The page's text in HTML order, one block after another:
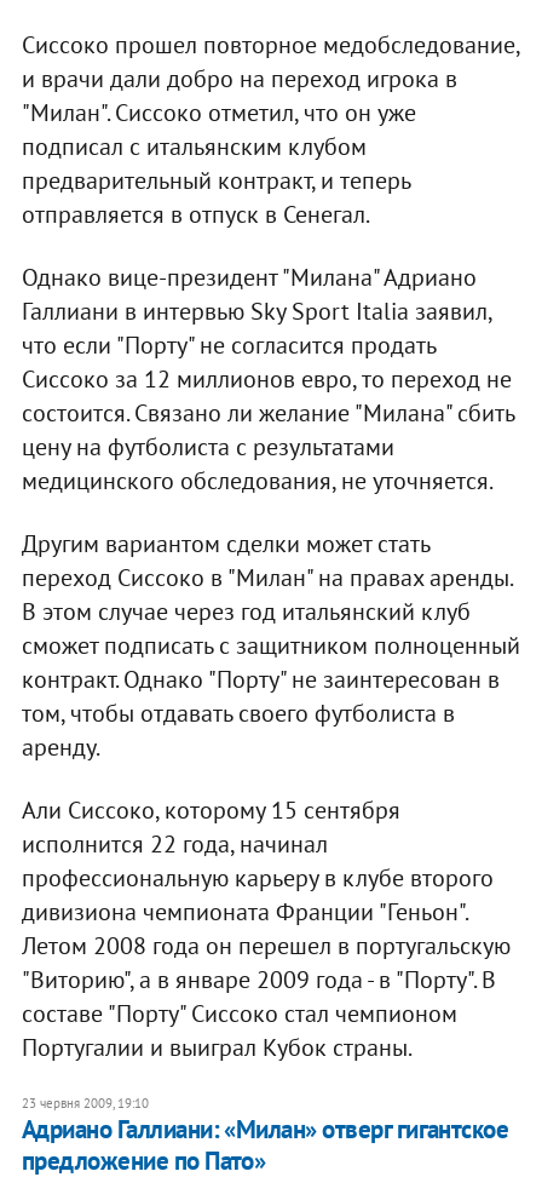
Сиссоко прошел повторное медобследование,
и врачи дали добро на переход игрока в
"Милан". Сиссоко отметил, что он уже
подписал с итальянским клубом
предварительный контракт, и теперь
отправляется в отпуск в Сенегал.
Однако вице-президент "Милана" Адриано
Галлиани в интервью Sky Sport Italia заявил,
что если "Порту" не согласится продать
Сиссоко за 12 миллионов евро, то переход не
состоится. Связано ли желание "Милана" сбить
цену на футболиста с результатами
медицинского обследования, не уточняется.
Другим вариантом сделки может стать
переход Сиссоко в "Милан" на правах аренды.
В этом случае через год итальянский клуб
сможет подписать с защитником полноценный
контракт. Однако "Порту" не заинтересован в
том, чтобы отдавать своего футболиста в
аренду.
Али Сиссоко, которому 15 сентября
исполнится 22 года, начинал
профессиональную карьеру в клубе второго
дивизиона чемпионата Франции "Геньон".
Летом 2008 года он перешел в португальскую
"Виторию", а в январе 2009 года - в "Порту". В
составе "Порту" Сиссоко стал чемпионом
Португалии и выиграл Кубок страны.
23 червня 2009, 19:10
Адриано Галлиани: «Милан» отверг гигантское
предложение по Пато»